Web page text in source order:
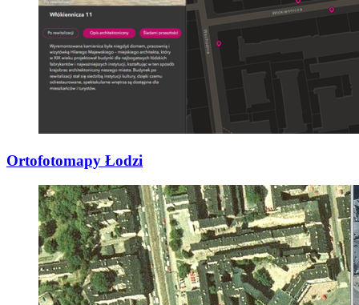
Ortofotomapy Łodzi